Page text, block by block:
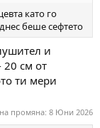
като го
беше сефтето
и
20 см от
ти мери
промяна: 8 Юни 2026